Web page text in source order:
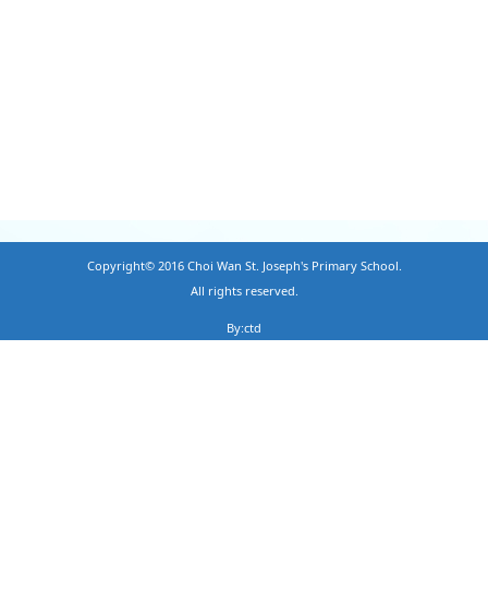
Copyright© 2016 Choi Wan St. Joseph's Primary School.
All rights reserved.
By:ctd